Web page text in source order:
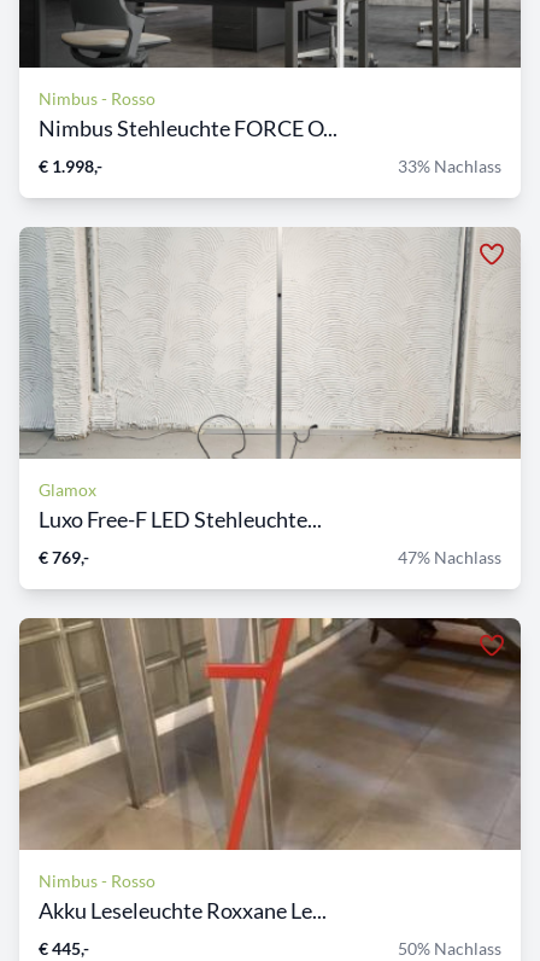
Nimbus - Rosso
Nimbus Stehleuchte FORCE O...
€ 1.998,- 33% Nachlass
Glamox
Luxo Free-F LED Stehleuchte...
€ 769,- 47% Nachlass
Nimbus - Rosso
Akku Leseleuchte Roxxane Le...
€ 445,- 50% Nachlass